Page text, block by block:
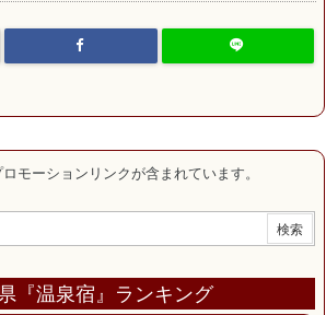
モーションリンクが含まれています。
『温泉宿』ランキング